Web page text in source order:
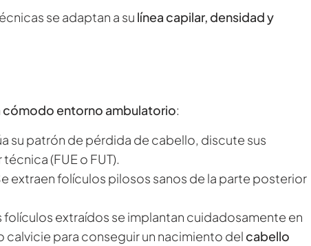
se adaptan a su línea capilar, densidad y
cómodo entorno ambulatorio:
su patrón de pérdida de cabello, discute sus
(FUE o FUT).
extraen folículos pilosos sanos de la parte posterior
folículos extraídos se implantan cuidadosamente en
calvicie para conseguir un nacimiento del cabello